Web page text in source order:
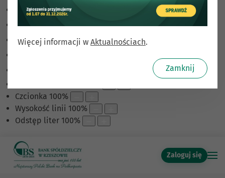
Wysokie nasycenie
Zaznacz linki
Zaznacz nagłówki
Czcionka 100%
Wysokość linii 100%
Odstęp liter 100%
Zaloguj się
Więcej informacji w Aktualnościach.
Zamknij